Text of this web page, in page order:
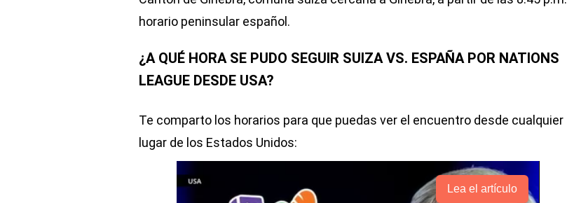
horario peninsular español.
¿A QUÉ HORA SE PUDO SEGUIR SUIZA VS. ESPAÑA POR NATIONS
LEAGUE DESDE USA?
Te comparto los horarios para que puedas ver el encuentro desde cualquier
lugar de los Estados Unidos:
Lea el artículo